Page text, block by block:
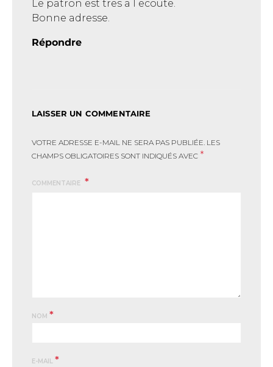
Le patron est tres a l ecoute.
Bonne adresse.
Répondre
LAISSER UN COMMENTAIRE
VOTRE ADRESSE E-MAIL NE SERA PAS PUBLIÉE. LES
CHAMPS OBLIGATOIRES SONT INDIQUÉS AVEC *
COMMENTAIRE
NOM *
E-MAIL *